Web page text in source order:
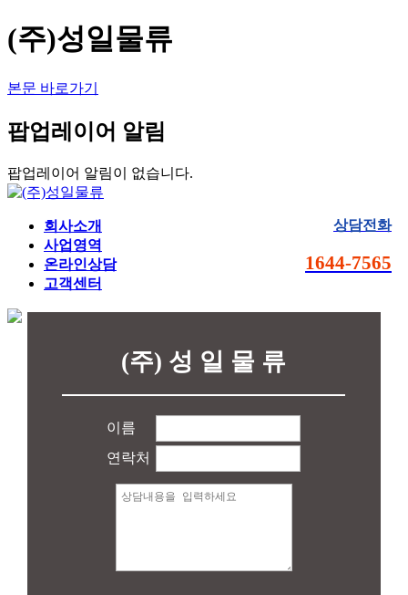
(주)성일물류
본문 바로가기
팝업레이어 알림
팝업레이어 알림이 없습니다.
상담전화
1644-7565
회사소개
사업영역
온라인상담
고객센터
(주) 성 일 물 류
이름
연락처